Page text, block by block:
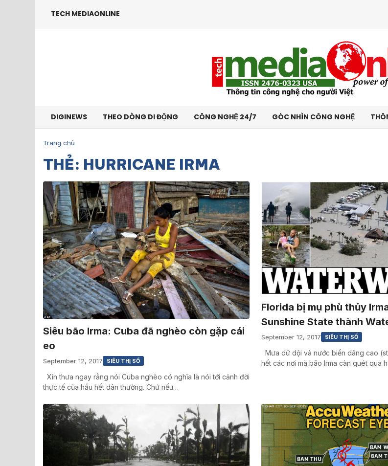
TECH MEDIAONLINE
DIGINEWS THEO DÒNG DI ĐỘNG CÔNG NGHỆ 24/7 GÓC NHÌN CÔNG NGHỆ
Trang chủ
THẺ: HURRICANE IRMA
Siêu bão Irma: Cuba đã nghèo còn gặp cái
eo
September 12, 2017 SIÊU THỊ SỐ
Xin thưa ngay rằng nói Cuba nghèo có nghĩa là nói tới cảnh đời
thực tế của hầu hết dân thường. Chứ nếu…
Florida bị mụ phù thủy
Sunshine State thành
September 12, 2017 SIÊU THỊ SỐ
Mưa dữ dội và nước biển dâng cao
hết các nơi mà bão Irma càn quét qua